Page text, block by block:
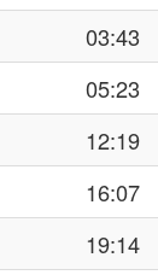
03:43
05:23
12:19
16:07
19:14